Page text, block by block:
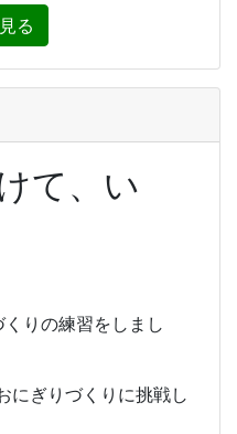
る
て、い
りの練習をしまし
にぎりづくりに挑戦し